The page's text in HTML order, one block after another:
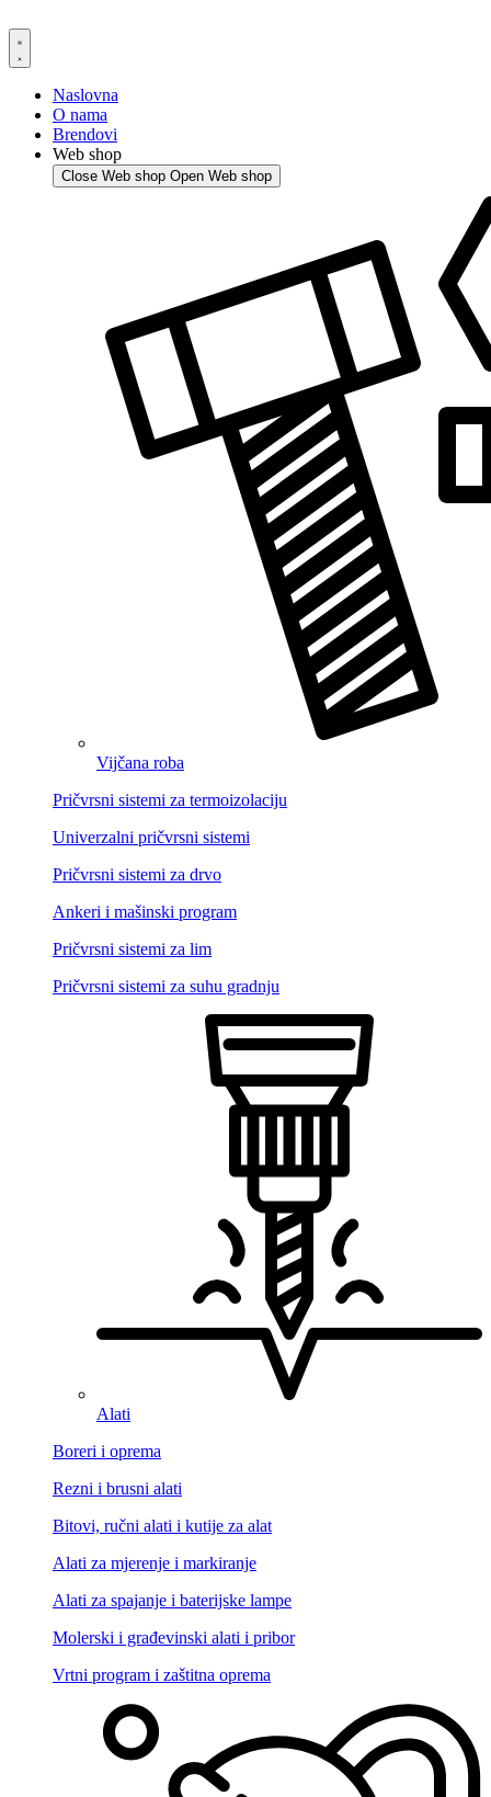
to
content
Naslovna
O nama
Brendovi
Web shop
Close Web shop Open Web shop
Vijčana roba
Pričvrsni sistemi za termoizolaciju
Univerzalni pričvrsni sistemi
Pričvrsni sistemi za drvo
Ankeri i mašinski program
Pričvrsni sistemi za lim
Pričvrsni sistemi za suhu gradnju
Alati
Boreri i oprema
Rezni i brusni alati
Bitovi, ručni alati i kutije za alat
Alati za mjerenje i markiranje
Alati za spajanje i baterijske lampe
Molerski i građevinski alati i pribor
Vrtni program i zaštitna oprema